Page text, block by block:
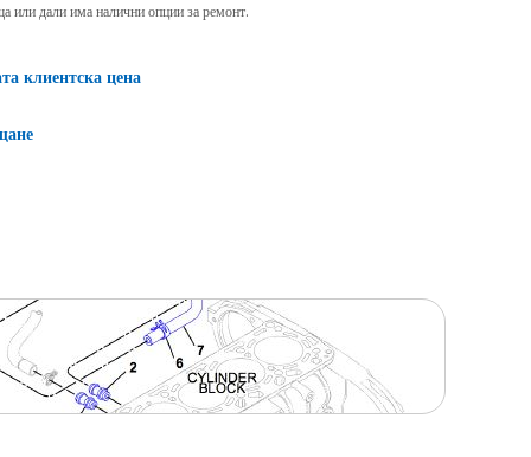
или дали има налични опции за ремонт.
клиентска цена